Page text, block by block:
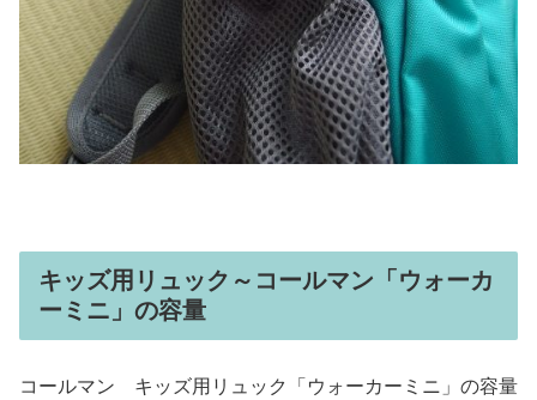
キッズ用リュック～コールマン「ウォーカ
ーミニ」の容量
コールマン キッズ用リュック「ウォーカーミニ」の容量